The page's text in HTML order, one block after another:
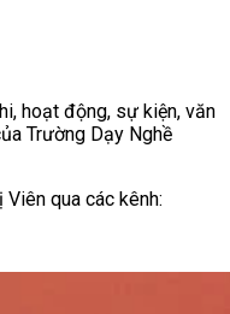
hoạt động, sự kiện, văn
Trường Dạy Nghề
qua các kênh: